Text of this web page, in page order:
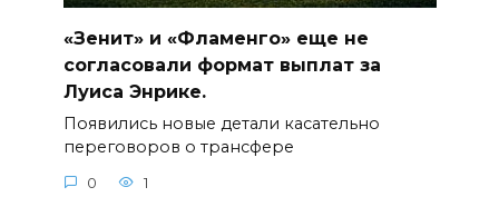
«Зенит» и «Фламенго» еще не
согласовали формат выплат за
Луиса Энрике.
Появились новые детали касательно
переговоров о трансфере
0 1